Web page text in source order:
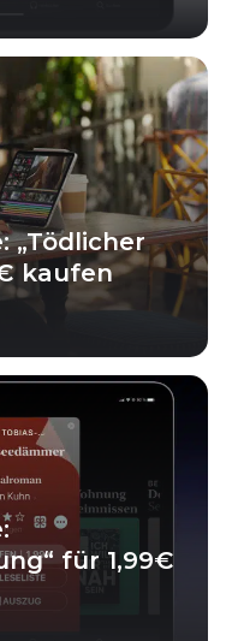
„Tödlicher
kaufen
für 1,99€